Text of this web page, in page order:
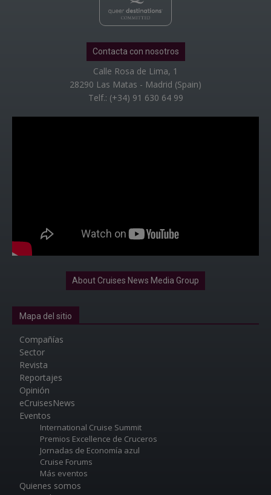
Contacta con nosotros
Calle Rosa de Lima, 1
28290 Las Matas - Madrid (Spain)
Telf.: (+34) 91 630 64 99
About Cruises News Media Group
Mapa del sitio
Compañías
Sector
Revista
Reportajes
Opinión
eCruisesNews
Eventos
International Cruise Summit
Premios Excellence de Cruceros
Jornadas de Economía azul
Cruise Forums
Más eventos
Quienes somos